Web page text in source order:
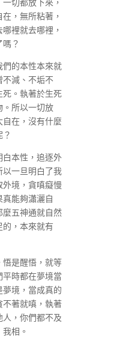
，無所粘著，
裡就去哪裡，
？
的本性本來就
減、不垢不
。執著於生死
所以一切放
在，沒有什麼
本性，追逐外
一旦明白了我
境，貪嗔癡慢
能夠瀟灑自
五神通就自然
，本來就有
是醒悟，就等
時都在夢境當
境，當成真的
著就嗔，執著
，你們都不及
相。